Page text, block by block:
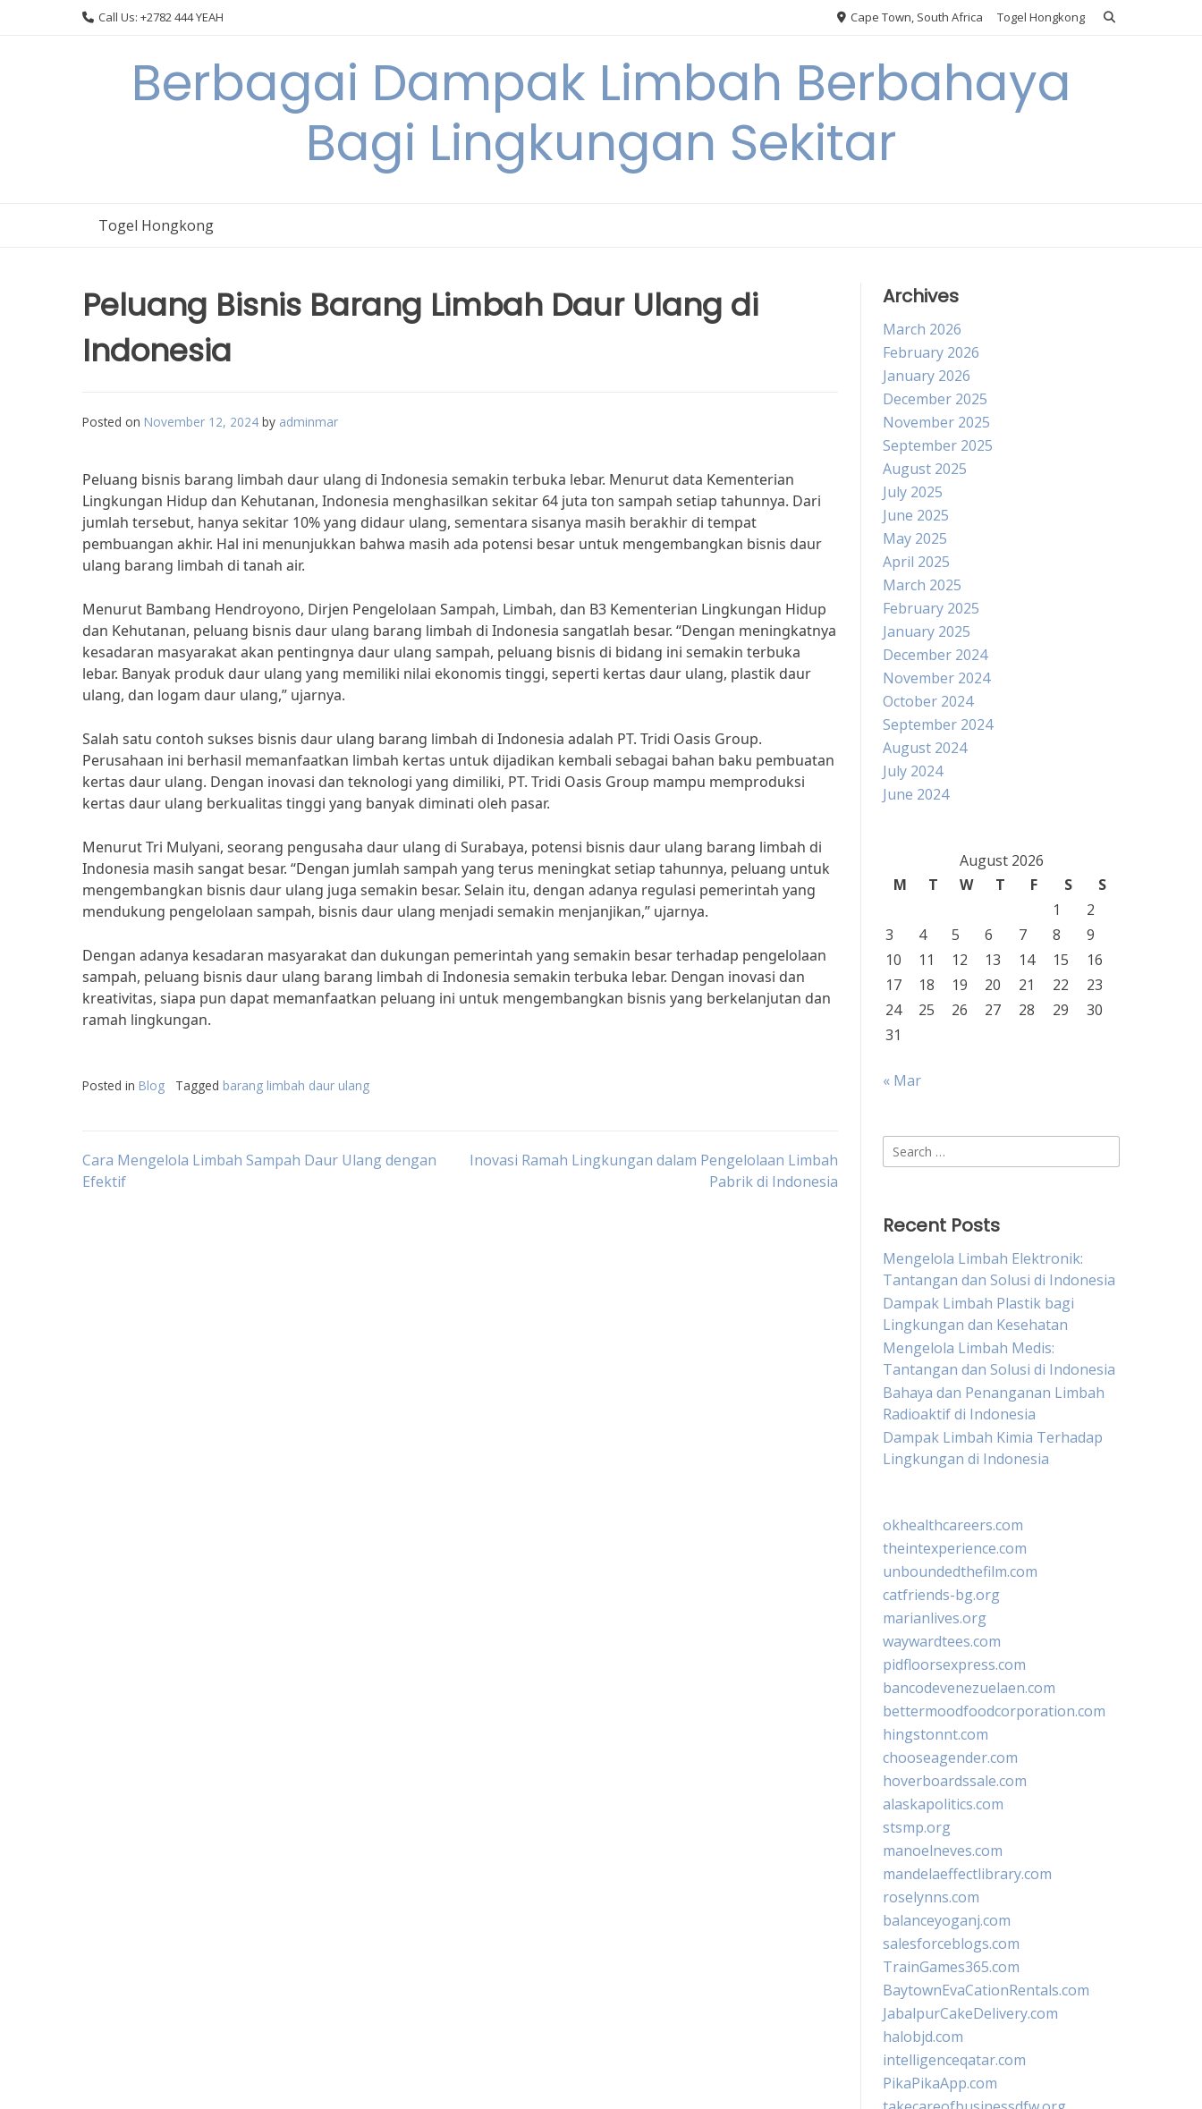
Call Us: +2782 444 YEAH Cape Town, South Africa Togel Hongkong
Berbagai Dampak Limbah Berbahaya
Bagi Lingkungan Sekitar
Togel Hongkong
Peluang Bisnis Barang Limbah Daur Ulang di
Indonesia
Posted on November 12, 2024 by adminmar
Peluang bisnis barang limbah daur ulang di Indonesia semakin terbuka lebar. Menurut data Kementerian
Lingkungan Hidup dan Kehutanan, Indonesia menghasilkan sekitar 64 juta ton sampah setiap tahunnya. Dari
jumlah tersebut, hanya sekitar 10% yang didaur ulang, sementara sisanya masih berakhir di tempat
pembuangan akhir. Hal ini menunjukkan bahwa masih ada potensi besar untuk mengembangkan bisnis daur
ulang barang limbah di tanah air.
Menurut Bambang Hendroyono, Dirjen Pengelolaan Sampah, Limbah, dan B3 Kementerian Lingkungan Hidup
dan Kehutanan, peluang bisnis daur ulang barang limbah di Indonesia sangatlah besar. “Dengan meningkatnya
kesadaran masyarakat akan pentingnya daur ulang sampah, peluang bisnis di bidang ini semakin terbuka
lebar. Banyak produk daur ulang yang memiliki nilai ekonomis tinggi, seperti kertas daur ulang, plastik daur
ulang, dan logam daur ulang,” ujarnya.
Salah satu contoh sukses bisnis daur ulang barang limbah di Indonesia adalah PT. Tridi Oasis Group.
Perusahaan ini berhasil memanfaatkan limbah kertas untuk dijadikan kembali sebagai bahan baku pembuatan
kertas daur ulang. Dengan inovasi dan teknologi yang dimiliki, PT. Tridi Oasis Group mampu memproduksi
kertas daur ulang berkualitas tinggi yang banyak diminati oleh pasar.
Menurut Tri Mulyani, seorang pengusaha daur ulang di Surabaya, potensi bisnis daur ulang barang limbah di
Indonesia masih sangat besar. “Dengan jumlah sampah yang terus meningkat setiap tahunnya, peluang untuk
mengembangkan bisnis daur ulang juga semakin besar. Selain itu, dengan adanya regulasi pemerintah yang
mendukung pengelolaan sampah, bisnis daur ulang menjadi semakin menjanjikan,” ujarnya.
Dengan adanya kesadaran masyarakat dan dukungan pemerintah yang semakin besar terhadap pengelolaan
sampah, peluang bisnis daur ulang barang limbah di Indonesia semakin terbuka lebar. Dengan inovasi dan
kreativitas, siapa pun dapat memanfaatkan peluang ini untuk mengembangkan bisnis yang berkelanjutan dan
ramah lingkungan.
Posted in Blog Tagged barang limbah daur ulang
Post
Cara Mengelola Limbah Sampah Daur Ulang dengan
Efektif
Inovasi Ramah Lingkungan dalam Pengelolaan Limbah
Pabrik di Indonesia
Archives
March 2026
February 2026
January 2026
December 2025
November 2025
September 2025
August 2025
July 2025
June 2025
May 2025
April 2025
March 2025
February 2025
January 2025
December 2024
November 2024
October 2024
September 2024
August 2024
July 2024
June 2024
August 2026
M
T W T F S
S
1
2
3
4 5 6 7 8
9
10
11 12 13 14 15
16
17
18 19 20 21 22
23
24
25 26 27 28 29
30
31
« Mar
Search
for:
Recent Posts
Mengelola Limbah Elektronik:
Tantangan dan Solusi di Indonesia
Dampak Limbah Plastik bagi
Lingkungan dan Kesehatan
Mengelola Limbah Medis:
Tantangan dan Solusi di Indonesia
Bahaya dan Penanganan Limbah
Radioaktif di Indonesia
Dampak Limbah Kimia Terhadap
Lingkungan di Indonesia
okhealthcareers.com
theintexperience.com
unboundedthefilm.com
catfriends-bg.org
marianlives.org
waywardtees.com
pidfloorsexpress.com
bancodevenezuelaen.com
bettermoodfoodcorporation.com
hingstonnt.com
chooseagender.com
hoverboardssale.com
alaskapolitics.com
stsmp.org
manoelneves.com
mandelaeffectlibrary.com
roselynns.com
balanceyoganj.com
salesforceblogs.com
TrainGames365.com
BaytownEvaCationRentals.com
JabalpurCakeDelivery.com
halobjd.com
intelligenceqatar.com
PikaPikaApp.com